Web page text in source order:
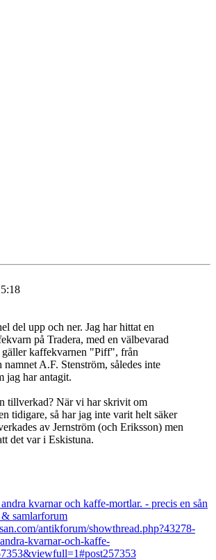
del upp och ner. Jag har hittat en
på Tradera, med en välbevarad
gäller kaffekvarnen "Piff", från
namnet A.F. Stenström, således inte
jag har antagit.
tillverkad? När vi har skrivit om
tidigare, så har jag inte varit helt säker
av Jernström (och Eriksson) men
det var i Eskistuna.
kvarnar och kaffe-mortlar. - precis en sån
samlarforum
antikforum/showthread.php?43278-
kvarnar-och-kaffe-